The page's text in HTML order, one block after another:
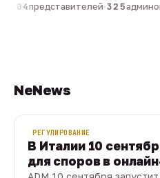
804представителей·325админов
NeNews
РЕГУЛИРОВАНИЕ
В Италии 10
для споров в